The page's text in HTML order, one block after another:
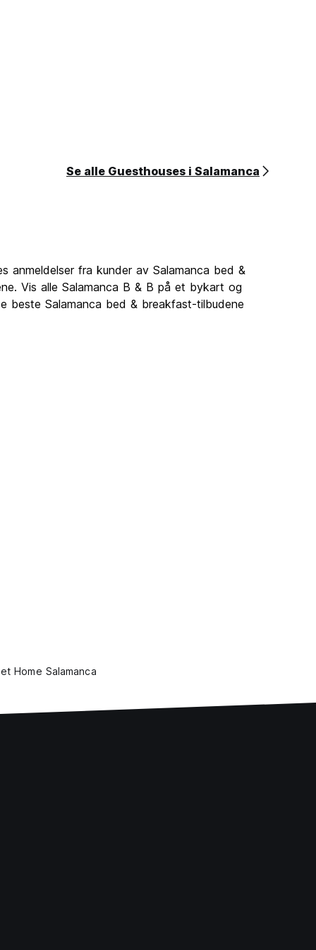
Se alle Guesthouses i Salamanca
anmeldelser fra kunder av Salamanca bed &
Vis alle Salamanca B & B på et bykart og
beste Salamanca bed & breakfast-tilbudene
Home Salamanca